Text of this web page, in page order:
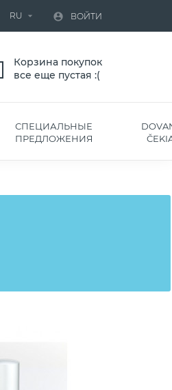
RU   ВОЙТИ
Корзина покупок
все еще пустая :(
СПЕЦИАЛЬНЫЕ
ПРЕДЛОЖЕНИЯ